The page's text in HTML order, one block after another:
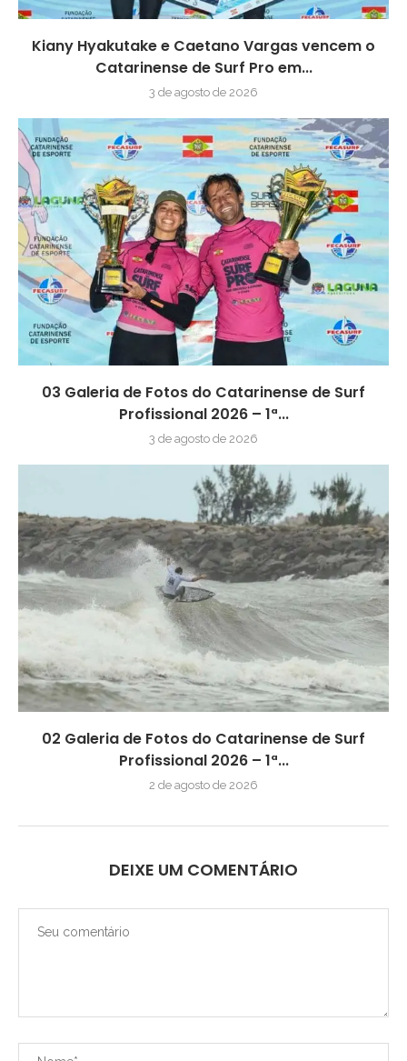
Kiany Hyakutake e Caetano Vargas vencem o
Catarinense de Surf Pro em...
3 de agosto de 2026
03 Galeria de Fotos do Catarinense de Surf
Profissional 2026 – 1ª...
3 de agosto de 2026
02 Galeria de Fotos do Catarinense de Surf
Profissional 2026 – 1ª...
2 de agosto de 2026
DEIXE UM COMENTÁRIO